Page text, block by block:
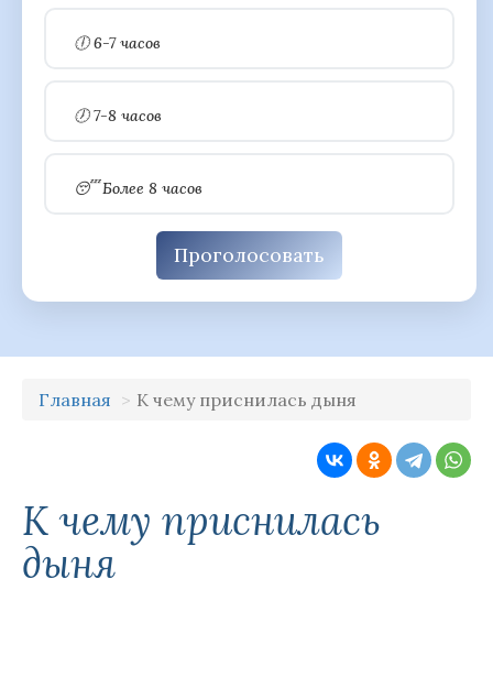
🕕 6-7 часов
🕖 7-8 часов
😴 Более 8 часов
Проголосовать
Главная К чему приснилась дыня
К чему приснилась
дыня